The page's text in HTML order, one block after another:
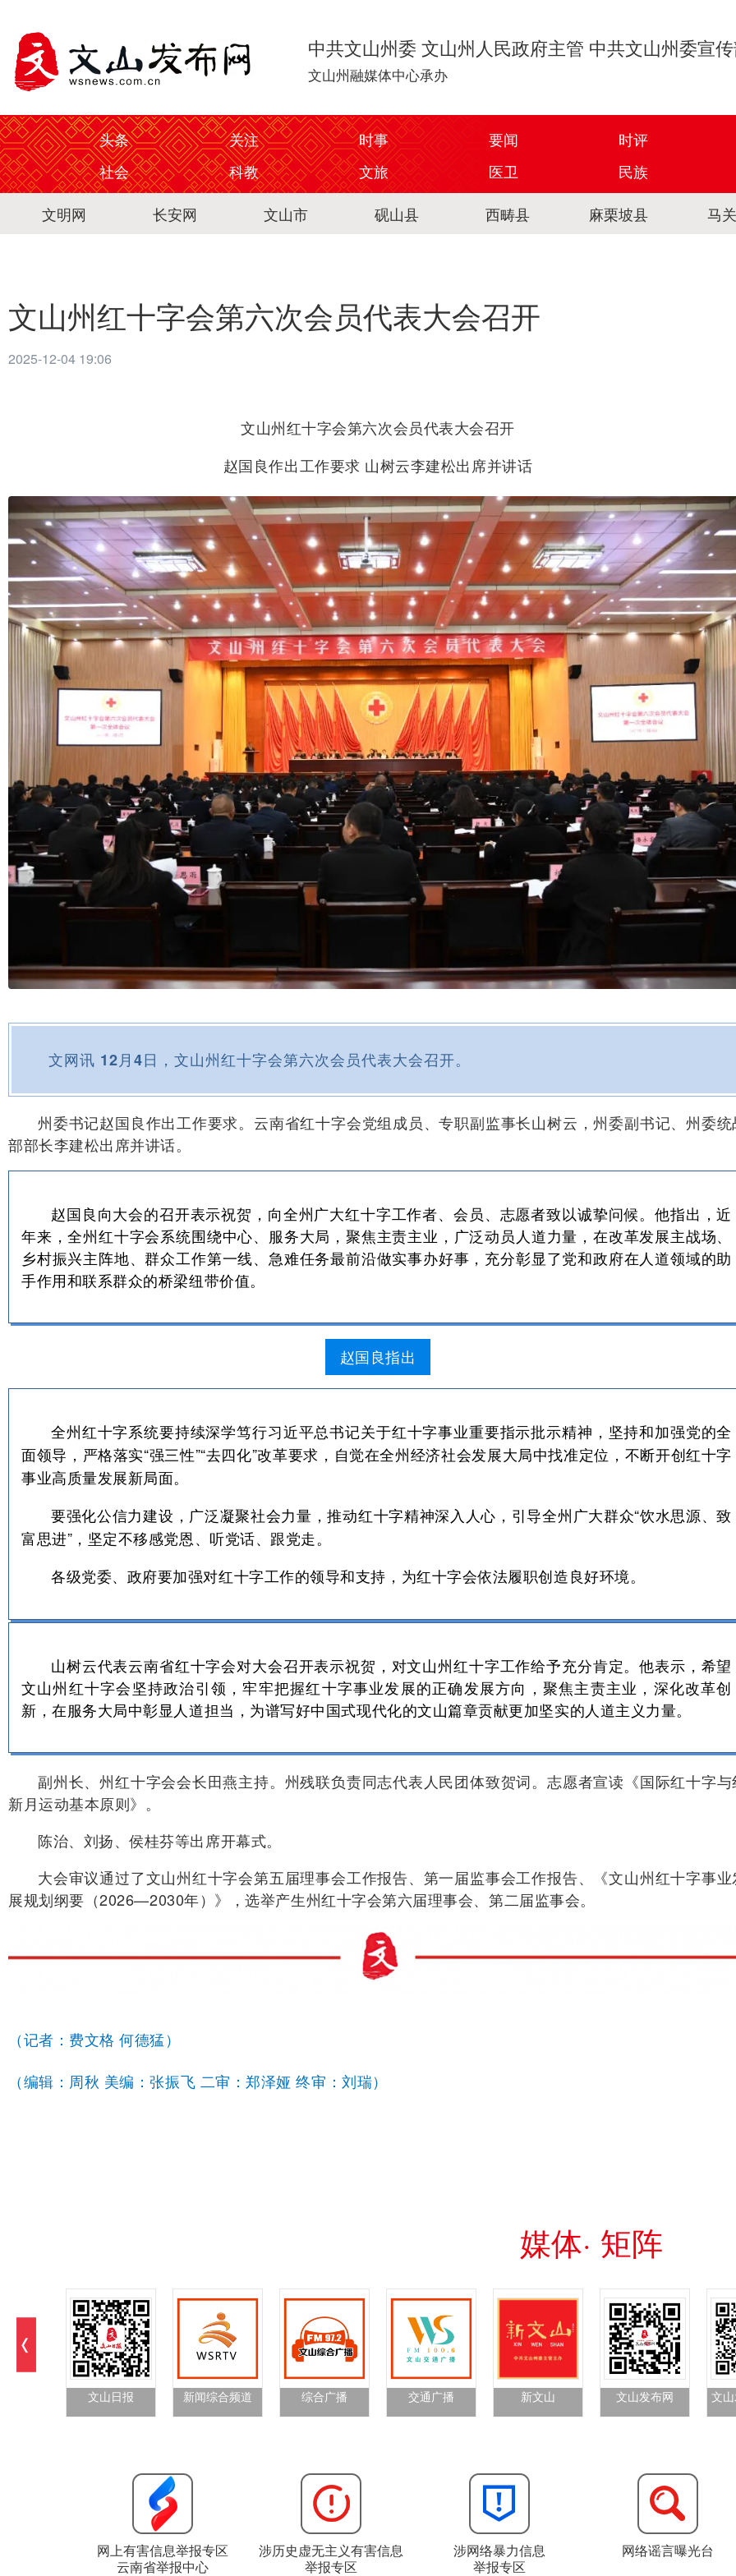
中共文山州委 文山州人民政府主管 中共文山州委宣
文山州融媒体中心承办
头条 关注 时事 要闻
时评
社会
科教 文旅 医卫
民族
文明网
长安网 文山市 砚山县 西畴县 麻栗坡县 马
文山州红十字会第六次会员代表大会召开
2025-12-04 19:06
文山州红十字会第六次会员代表大会召开
赵国良作出工作要求 山树云李建松出席并讲话
文网讯 12月4日，文山州红十字会第六次会员代表大会召开。
州委书记赵国良作出工作要求。云南省红十字会党组成员、专职副监事长山树云，州委副书记、州委统
部部长李建松出席并讲话。
赵国良向大会的召开表示祝贺，向全州广大红十字工作者、会员、志愿者致以诚挚问候。他指出，近
年来，全州红十字会系统围绕中心、服务大局，聚焦主责主业，广泛动员人道力量，在改革发展主战场、
乡村振兴主阵地、群众工作第一线、急难任务最前沿做实事办好事，充分彰显了党和政府在人道领域的助
手作用和联系群众的桥梁纽带价值。
赵国良指出
全州红十字系统要持续深学笃行习近平总书记关于红十字事业重要指示批示精神，坚持和加强党的全
面领导，严格落实“强三性”“去四化”改革要求，自觉在全州经济社会发展大局中找准定位，不断开创红十字
事业高质量发展新局面。
要强化公信力建设，广泛凝聚社会力量，推动红十字精神深入人心，引导全州广大群众“饮水思源、致
富思进”，坚定不移感党恩、听党话、跟党走。
各级党委、政府要加强对红十字工作的领导和支持，为红十字会依法履职创造良好环境。
山树云代表云南省红十字会对大会召开表示祝贺，对文山州红十字工作给予充分肯定。他表示，希望
文山州红十字会坚持政治引领，牢牢把握红十字事业发展的正确发展方向，聚焦主责主业，深化改革创
新，在服务大局中彰显人道担当，为谱写好中国式现代化的文山篇章贡献更加坚实的人道主义力量。
副州长、州红十字会会长田燕主持。州残联负责同志代表人民团体致贺词。志愿者宣读《国际红十字与
新月运动基本原则》。
陈治、刘扬、侯桂芬等出席开幕式。
大会审议通过了文山州红十字会第五届理事会工作报告、第一届监事会工作报告、《文山州红十字事业
展规划纲要（2026—2030年）》，选举产生州红十字会第六届理事会、第二届监事会。
（记者：费文格 何德猛）
（编辑：周秋 美编：张振飞 二审：郑泽娅 终审：刘瑞）
媒体· 矩阵
文山日报 新闻综合频道 综合广播 交通广播 新文山 文山发布网 文
网上有害信息举报专区
云南省举报中心
涉历史虚无主义有害信息
举报专区
涉网络暴力信息
举报专区
网络谣言曝光台